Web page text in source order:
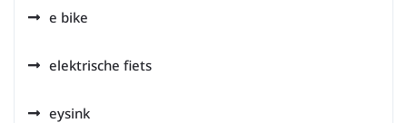
e bike
elektrische fiets
eysink